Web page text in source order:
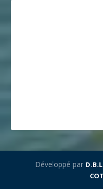
Développé par